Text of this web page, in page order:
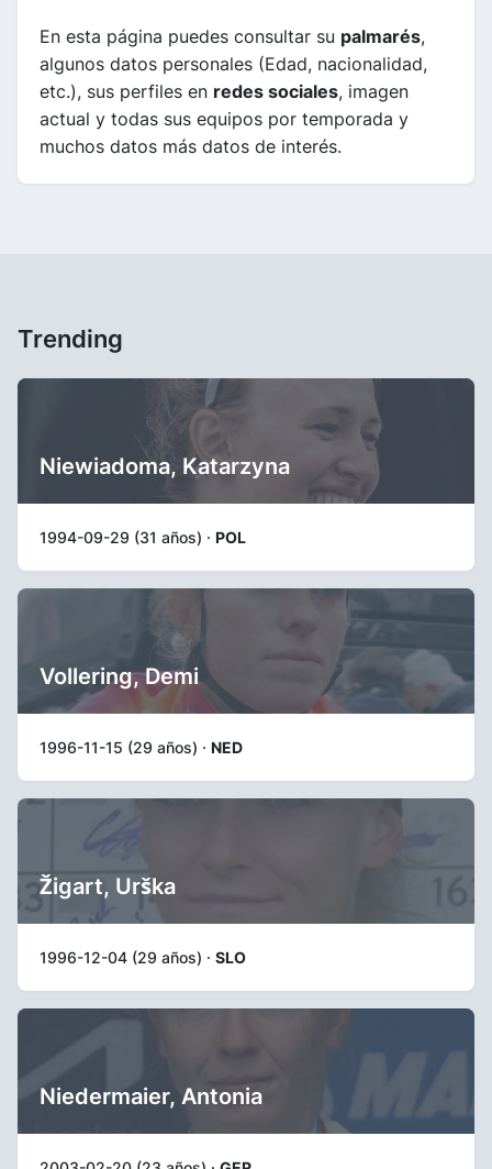
En esta página puedes consultar su palmarés,
algunos datos personales (Edad, nacionalidad,
etc.), sus perfiles en redes sociales, imagen
actual y todas sus equipos por temporada y
muchos datos más datos de interés.
Trending
Niewiadoma, Katarzyna
1994-09-29 (31 años) · POL
Vollering, Demi
1996-11-15 (29 años) · NED
Žigart, Urška
1996-12-04 (29 años) · SLO
Niedermaier, Antonia